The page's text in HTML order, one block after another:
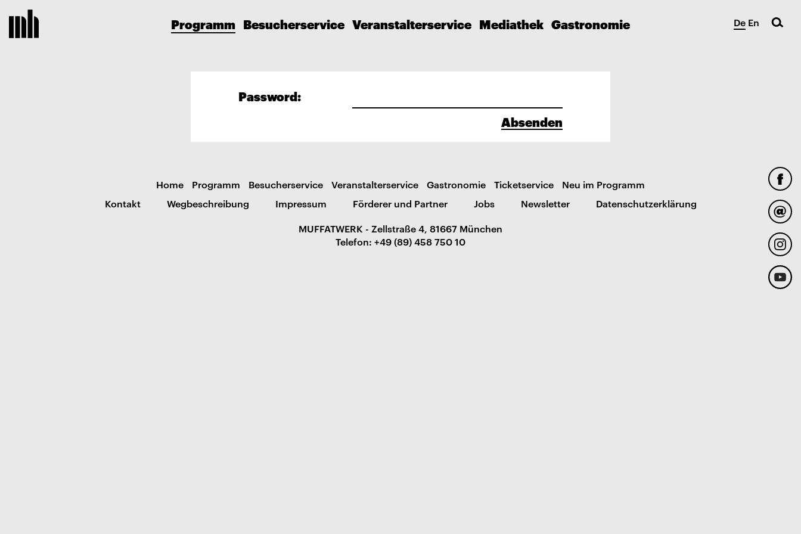
De En
Programm Besucherservice Veranstalterservice Mediathek Gastronomie
Password:
Absenden
Home Programm Besucherservice Veranstalterservice Gastronomie Ticketservice
Neu im Programm
Kontakt
Wegbeschreibung Impressum Förderer und Partner Jobs Newsletter
Datenschutzerklärung
MUFFATWERK - Zellstraße 4, 81667 München
Telefon: +49 (89) 458 750 10